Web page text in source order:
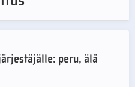
peru, älä